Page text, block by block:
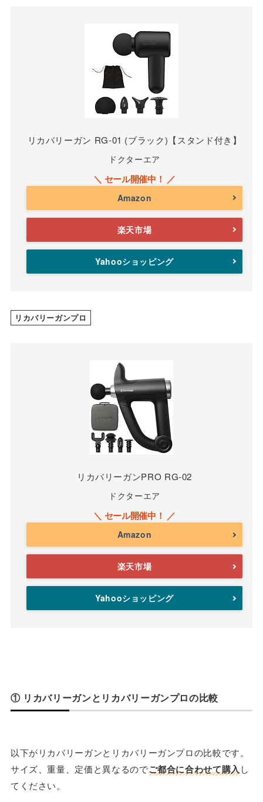
リカバリーガン RG-01 (ブラック)【スタンド付き】
ドクターエア
Amazon
楽天市場
Yahooショッピング
リカバリーガンプロ
リカバリーガンPRO RG-02
ドクターエア
Amazon
楽天市場
Yahooショッピング
① リカバリーガンとリカバリーガンプロの比較
以下がリカバリーガンとリカバリーガンプロの比較です。
サイズ、重量、定価と異なるのでご都合に合わせて購入し
てください。